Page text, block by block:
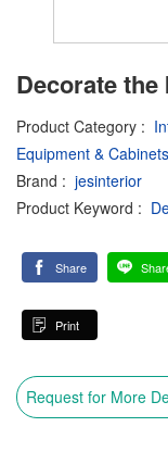
Decorate the
Product Category :
Equipment & Cabinets
Brand : jesinterior
Product Keyword :
Share
Print
Request for More